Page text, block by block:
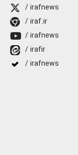
/ irafnews
/ iraf.ir
/ irafnews
/ irafir
/ irafnews